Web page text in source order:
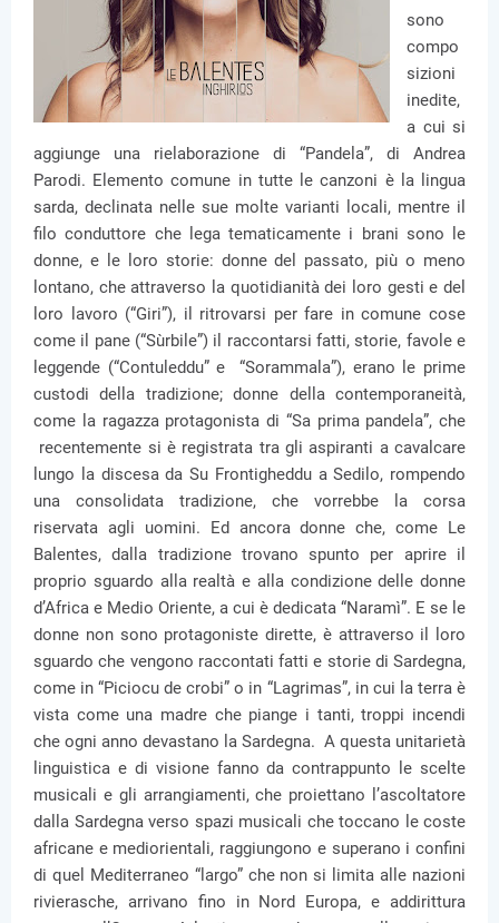
sono
compo
sizioni
inedite,
a cui si
aggiunge una rielaborazione di “Pandela”, di Andrea
Parodi. Elemento comune in tutte le canzoni è la lingua
sarda, declinata nelle sue molte varianti locali, mentre il
filo conduttore che lega tematicamente i brani sono le
donne, e le loro storie: donne del passato, più o meno
lontano, che attraverso la quotidianità dei loro gesti e del
loro lavoro (“Giri”), il ritrovarsi per fare in comune cose
come il pane (“Sùrbile”) il raccontarsi fatti, storie, favole e
leggende (“Contuleddu” e “Sorammala”), erano le prime
custodi della tradizione; donne della contemporaneità,
come la ragazza protagonista di “Sa prima pandela”, che
recentemente si è registrata tra gli aspiranti a cavalcare
lungo la discesa da Su Frontigheddu a Sedilo, rompendo
una consolidata tradizione, che vorrebbe la corsa
riservata agli uomini. Ed ancora donne che, come Le
Balentes, dalla tradizione trovano spunto per aprire il
proprio sguardo alla realtà e alla condizione delle donne
d’Africa e Medio Oriente, a cui è dedicata “Naramì”. E se le
donne non sono protagoniste dirette, è attraverso il loro
sguardo che vengono raccontati fatti e storie di Sardegna,
come in “Piciocu de crobi” o in “Lagrimas”, in cui la terra è
vista come una madre che piange i tanti, troppi incendi
che ogni anno devastano la Sardegna. A questa unitarietà
linguistica e di visione fanno da contrappunto le scelte
musicali e gli arrangiamenti, che proiettano l’ascoltatore
dalla Sardegna verso spazi musicali che toccano le coste
africane e mediorientali, raggiungono e superano i confini
di quel Mediterraneo “largo” che non si limita alle nazioni
rivierasche, arrivano fino in Nord Europa, e addirittura